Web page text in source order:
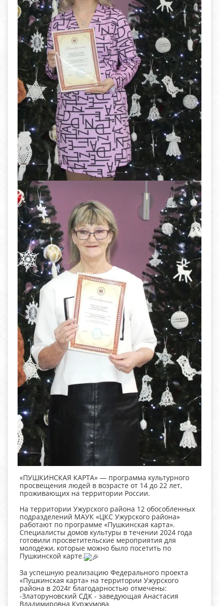
«ПУШКИНСКАЯ КАРТА» — программа культурного
просвещения людей в возрасте от 14 до 22 лет,
проживающих на территории России.
На территории Ужурского района 12 обособленных
подразделений МАУК «ЦКС Ужурского района»
работают по программе «Пушкинская карта».
Специалисты домов культуры в течении 2024 года
готовили просветительские мероприятия для
молодёжи, которые можно было посетить по
Пушкинской карте.
За успешную реализацию Федерального проекта
«Пушкинская карта» на территории Ужурского
района в 2024г благодарностью отмечены:
-Златоруновский СДК - заведующая Анастасия
Владимировна Куржумова